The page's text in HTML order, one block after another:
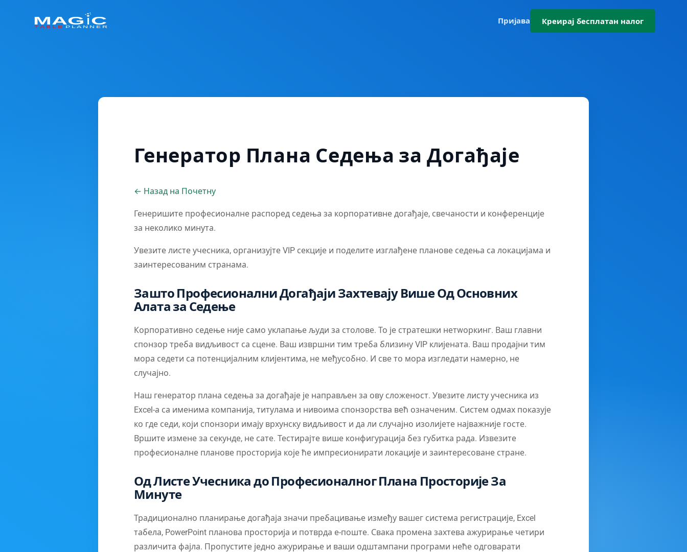
Пријава Креирај бесплатан налог
Генератор Плана Седења за Догађаје
← Назад на Почетну
Генеришите професионалне распоред седења за корпоративне догађаје, свечаности и конференције
за неколико минута.
Увезите листе учесника, организујте VIP секције и поделите изглађене планове седења са локацијама и
заинтересованим странама.
Зашто Професионални Догађаји Захтевају Више Од Основних
Алата за Седење
Корпоративно седење није само уклапање људи за столове. То је стратешки нетwоркинг. Ваш главни
спонзор треба видљивост са сцене. Ваш извршни тим треба близину VIP клијената. Ваш продајни тим
мора седети са потенцијалним клијентима, не међусобно. И све то мора изгледати намерно, не
случајно.
Наш генератор плана седења за догађаје је направљен за ову сложеност. Увезите листу учесника из
Excel-а са именима компанија, титулама и нивоима спонзорства већ означеним. Систем одмах показује
ко где седи, који спонзори имају врхунску видљивост и да ли случајно изолијете најважније госте.
Вршите измене за секунде, не сате. Тестирајте више конфигурација без губитка рада. Извезите
професионалне планове просторија које ће импресионирати локације и заинтересоване стране.
Од Листе Учесника до Професионалног Плана Просторије За
Минуте
Традиционално планирање догађаја значи пребацивање између вашег система регистрације, Excel
табела, PowerPoint планова просторија и потврда е-поште. Свака промена захтева ажурирање четири
различита фајла. Пропустите једно ажурирање и ваши одштампани програми неће одговарати